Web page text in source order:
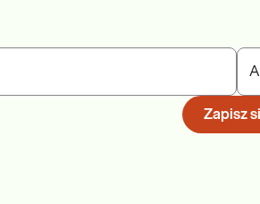
Zapisz